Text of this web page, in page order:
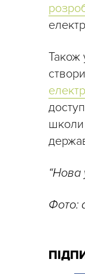
Також
школи
“Нова
Фото: